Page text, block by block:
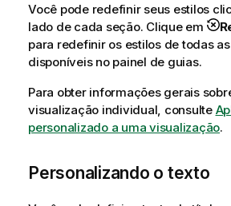
Você pode redefinir seus estilos
lado de cada seção. Clique em
para redefinir os estilos de todas
disponíveis no painel de guias.
Para obter informações gerais
visualização individual, consulte
personalizado a uma visualização.
Personalizando o texto